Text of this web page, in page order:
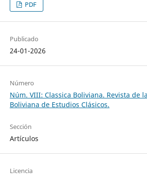
PDF
Publicado
24-01-2026
Número
Núm. VIII: Classica Boliviana. Revista de
Boliviana de Estudios Clásicos.
Sección
Artículos
Licencia